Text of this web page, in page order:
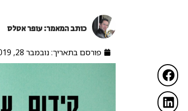
כותב המאמר: עופר אטלס
פורסם בתאריך:נובמבר 28, 2019